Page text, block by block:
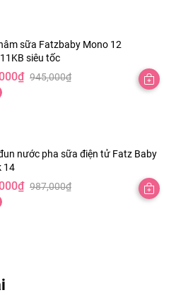
sữa Fatzbaby Mono 12
siêu tốc
945,000₫
₫
nước pha sữa điện tử Fatz Baby
14
987,000₫
₫